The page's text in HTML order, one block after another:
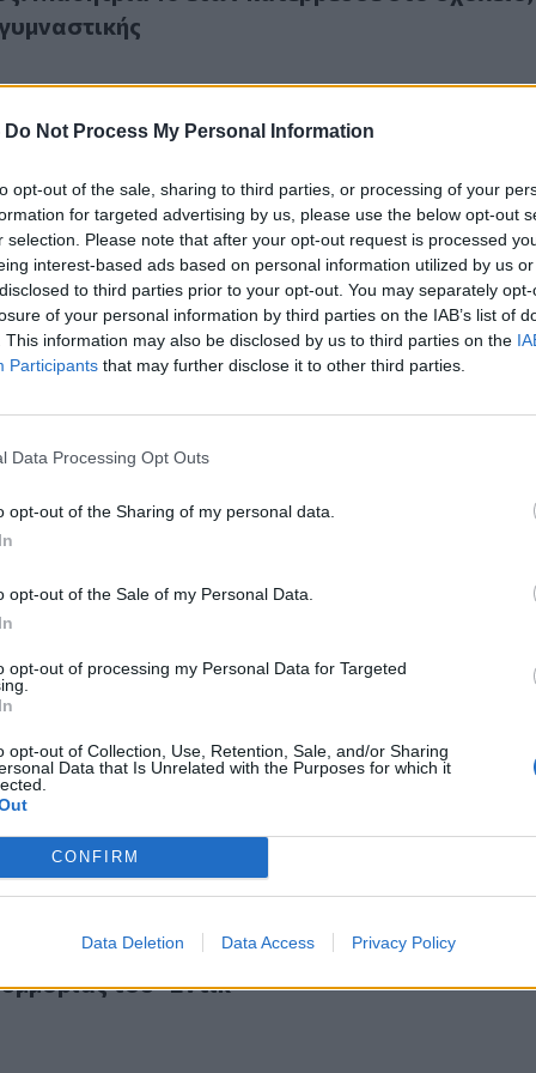
Do Not Process My Personal Information
opt-out of the sale, sharing to third parties, or processing of your
for targeted advertising by us, please use the below opt-out
selection. Please note that after your opt-out request is processed
interest-based ads based on personal information utilized by us
to third parties prior to your opt-out. You may separately
of your personal information by third parties on the IAB’s list of
This information may also be disclosed by us to third parties on the
Participants that may further disclose it to other third parties.
Data Processing Opt Outs
opt-out of the Sharing of my personal data.
opt-out of the Sale of my Personal Data.
opt-out of processing my Personal Data for Targeted
opt-out of Collection, Use, Retention, Sale, and/or Sharing
Data that Is Unrelated with the Purposes for which it
CONFIRM
Data Deletion Data Access Privacy Policy
Ασπρόπυργο
στον Ασπρόπυργο
από τη στιγμή της επίθεσης ανηλίκων σε 14χρονο έξω
Βίντεο από τη στιγμή της επίθεσης ανηλίκων
από σχολείο
επιχείρηση σε οικισμό του Ασπροπύργου- Έγιναν 15
επιχείρηση σε οικισμό του
στον Ασπρόπυργο: Θεαματική σύλληψη
του "Εντικ"